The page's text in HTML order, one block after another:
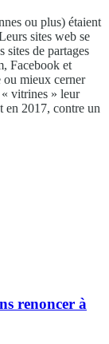
ou plus) étaient
sites web se
sites de partages
Facebook et
mieux cerner
vitrines » leur
en 2017, contre un
renoncer à